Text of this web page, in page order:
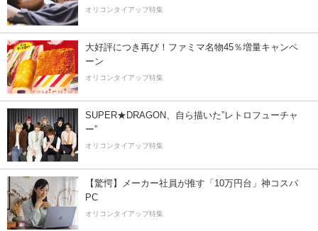
オリコンタイアップ特集
大好評につき再び！ファミマ名物45％増量キャンペ
ーン
オリコンタイアップ特集
SUPER★DRAGON、自ら描いた”レトロフューチャ
ー”
オリコンタイアップ特集
【驚愕】メーカー社員が推す「10万円台」神コスパ
PC
オリコンタイアップ特集